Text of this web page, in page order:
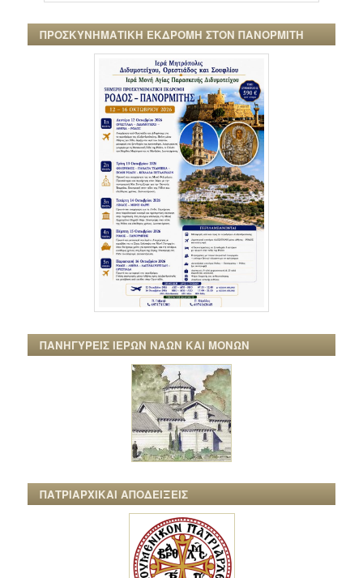
ΠΡΟΣΚΥΝΗΜΑΤΙΚΗ ΕΚΔΡΟΜΗ ΣΤΟΝ ΠΑΝΟΡΜΙΤΗ
ΠΑΝΗΓΥΡΕΙΣ ΙΕΡΩΝ ΝΑΩΝ ΚΑΙ ΜΟΝΩΝ
ΠΑΤΡΙΑΡΧΙΚΑΙ ΑΠΟΔΕΙΞΕΙΣ